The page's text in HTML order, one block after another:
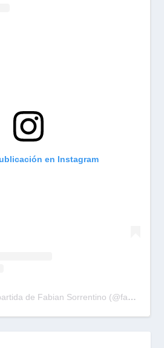
en Instagram
Una publicación compartida de Fabian Sorrentino (@fabiansonria)